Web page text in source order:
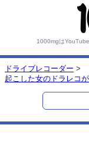
1000mgは
ドライブレコーダー >
起こした女のドラレコ